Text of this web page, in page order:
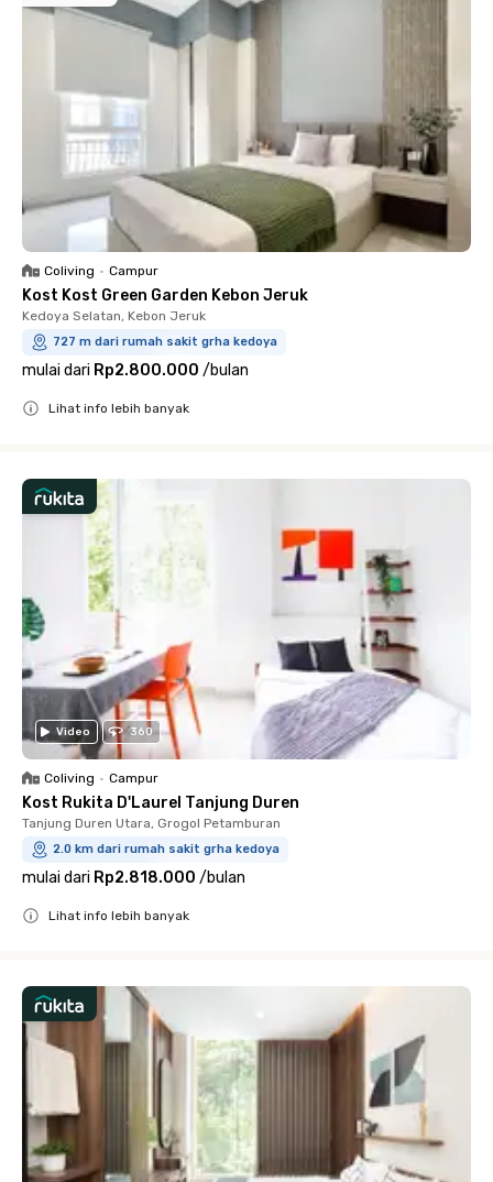
Coliving • Campur
Kost Kost Green Garden Kebon Jeruk
Kedoya Selatan, Kebon Jeruk
727 m dari rumah sakit grha kedoya
mulai dari Rp2.800.000 /bulan
Lihat info lebih banyak
Video 360
Coliving • Campur
Kost Rukita D'Laurel Tanjung Duren
Tanjung Duren Utara, Grogol Petamburan
2.0 km dari rumah sakit grha kedoya
mulai dari Rp2.818.000 /bulan
Lihat info lebih banyak